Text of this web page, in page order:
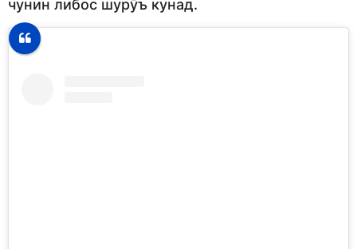
чунин либос шурӯъ кунад.